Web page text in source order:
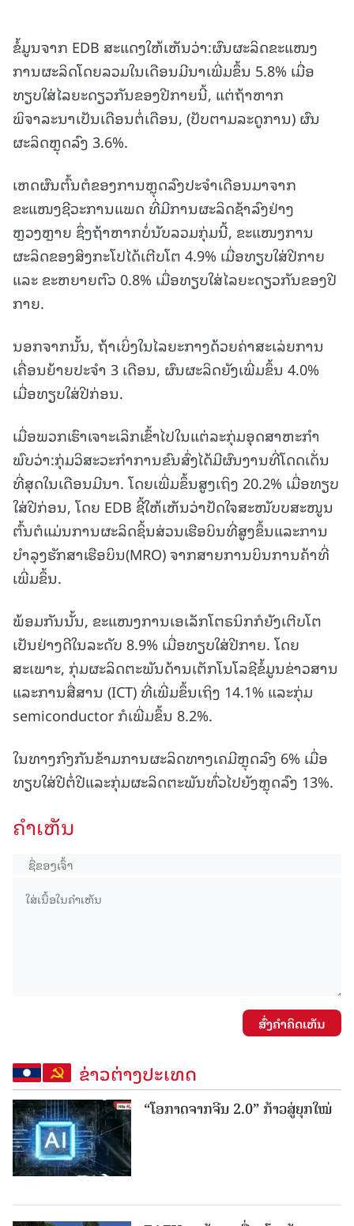
ຂໍ້ມູນຈາກ EDB ສະແດງໃຫ້ເຫັນວ່າ:ຜົນຜະລິດຂະແໜງ
ການຜະລິດໂດຍລວມໃນເດືອນມີນາເພີ່ມຂຶ້ນ 5.8% ເມື່ອ
ທຽບໃສ່ໄລຍະດຽວກັນຂອງປີກາຍນີ້, ແຕ່ຖ້າຫາກ
ພິຈາລະນາເປັນເດືອນຕໍ່ເດືອນ, (ປັບຕາມລະດູການ) ຜົນ
ຜະລິດຫຼຸດລົງ 3.6%.
ເຫດຜົນຕົ້ນຕໍຂອງການຫຼຸດລົງປະຈໍາເດືອນມາຈາກ
ຂະແໜງຊີວະການແພດ ທີ່ມີການຜະລິດຊ້າລົງຢ່າງ
ຫຼວງຫຼາຍ ຊຶ່ງຖ້າຫາກບໍ່ນັບລວມກຸ່ມນີ້, ຂະແໜງການ
ຜະລິດຂອງສິງກະໂປໄດ້ເຕີບໂຕ 4.9% ເມື່ອທຽບໃສ່ປີກາຍ
ແລະ ຂະຫຍາຍຕົວ 0.8% ເມື່ອທຽບໃສ່ໄລຍະດຽວກັນຂອງປີ
ກາຍ.
ນອກຈາກນັ້ນ, ຖ້າເບິ່ງໃນໄລຍະກາງດ້ວຍຄ່າສະເລ່ຍການ
ເຄື່ອນຍ້າຍປະຈໍາ 3 ເດືອນ, ຜົນຜະລິດຍັງເພີ່ມຂຶ້ນ 4.0%
ເມື່ອທຽບໃສ່ປີກ່ອນ.
ເມື່ອພວກເຮົາເຈາະເລິກເຂົ້າໄປໃນແຕ່ລະກຸ່ມອຸດສາຫະກໍາ
ພົບວ່າ:ກຸ່ມວິສະວະກໍາການຂົນສົ່ງໄດ້ມີຜົນງານທີ່ໂດດເດັ່ນ
ທີ່ສຸດໃນເດືອນມີນາ. ໂດຍເພີ່ມຂຶ້ນສູງເຖິງ 20.2% ເມື່ອທຽບ
ໃສ່ປີກ່ອນ, ໂດຍ EDB ຊີ້ໃຫ້ເຫັນວ່າປັດໃຈສະໜັບບສະໜູນ
ຕົ້ນຕໍແມ່ນການຜະລິດຊິ້ນສ່ວນເຮືອບິນທີ່ສູງຂຶ້ນແລະການ
ບໍາລຸງຮັກສາເຮືອບິນ(MRO) ຈາກສາຍການບິນການຄ້າທີ່
ເພີ່ມຂຶ້ນ.
ພ້ອມກັນນັ້ນ, ຂະແໜງການເອເລັກໂຕຣນິກກໍຍັງເຕີບໂຕ
ເປັນຢ່າງດີໃນລະດັບ 8.9% ເມື່ອທຽບໃສ່ປີກາຍ. ໂດຍ
ສະເພາະ, ກຸ່ມຜະລິດຕະພັນດ້ານເຕັກໂນໂລຊີຂໍ້ມູນຂ່າວສານ
ແລະການສື່ສານ (ICT) ທີ່ເພີ່ມຂຶ້ນເຖິງ 14.1% ແລະກຸ່ມ
semiconductor ກໍເພີ່ມຂຶ້ນ 8.2%.
ໃນທາງກົງກັນຂ້າມການຜະລິດທາງເຄມີຫຼຸດລົງ 6% ເມື່ອ
ທຽບໃສ່ປີຕໍ່ປີແລະກຸ່ມຜະລິດຕະພັນທົ່ວໄປຍັງຫຼຸດລົງ 13%.
ຄໍາເຫັນ
ສົ່ງຄໍາຄິດເຫັນ
ຂ່າວຕ່າງປະເທດ
“ໂອກາດຈາກຈີນ 2.0” ກ້າວສູ່ຍຸກໃໝ່